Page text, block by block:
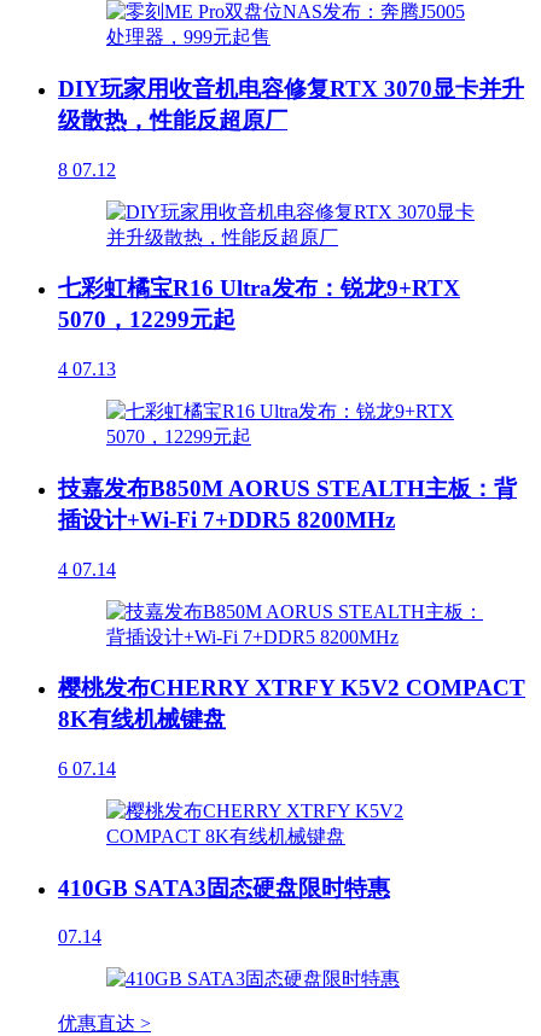
DIY玩家用收音机电容修复RTX 3070显卡并升
级散热，性能反超原厂
8 07.12
七彩虹橘宝R16 Ultra发布：锐龙9+RTX
5070，12299元起
4 07.13
技嘉发布B850M AORUS STEALTH主板：背
插设计+Wi-Fi 7+DDR5 8200MHz
4 07.14
樱桃发布CHERRY XTRFY K5V2 COMPACT
8K有线机械键盘
6 07.14
410GB SATA3固态硬盘限时特惠
07.14
优惠直达 >